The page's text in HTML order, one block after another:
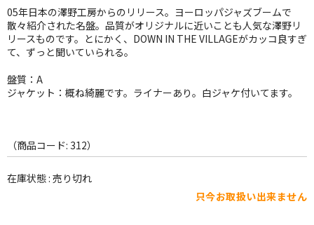
JAZZ-JP
JAZZ-VOCAL
ROCK
WORLD
その他
05年日本の澤野工房からのリリース。ヨーロッパジャズブームで
散々紹介された名盤。品質がオリジナルに近いことも人気な澤野リ
リースものです。とにかく、DOWN IN THE VILLAGEがカッコ良すぎ
て、ずっと聞いていられる。
盤質：A
ジャケット：概ね綺麗です。ライナーあり。白ジャケ付いてます。
（商品コード: 312）
在庫状態 : 売り切れ
只今お取扱い出来ません